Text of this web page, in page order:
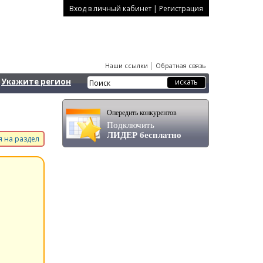
Вход в личный кабинет | Регистрация
Наши ссылки | Обратная связь
Укажите регион
на раздел
Опередить конкурентов
Подключить
ЛИДЕР бесплатно